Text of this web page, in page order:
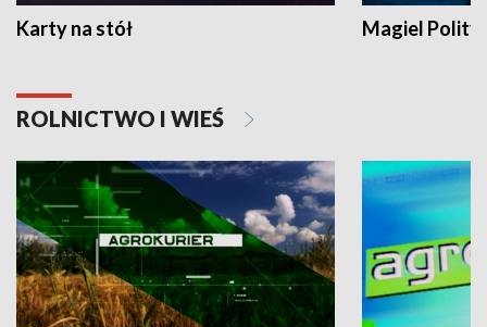
Karty na stół Magiel
ROLNICTWO I WIEŚ